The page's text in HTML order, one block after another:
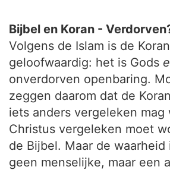
Bijbel en Koran -
Volgens de Islam is de
geloofwaardig: het is Gods
onverdorven openbaring.
zeggen daarom dat de
iets anders vergeleken mag
Christus vergeleken moet
de Bijbel. Maar de waarheid
geen menselijke, maar een